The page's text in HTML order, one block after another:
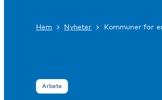
Hem Nyheter Kommuner far
Arbete